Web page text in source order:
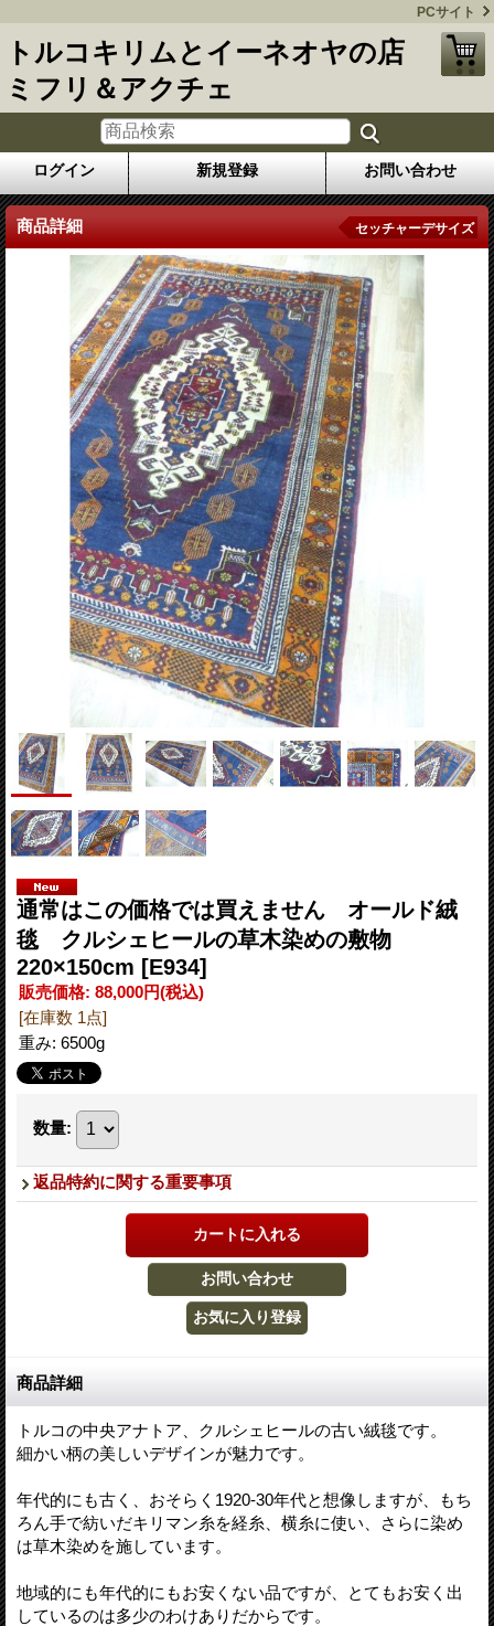
PCサイト
トルコキリムとイーネオヤの店
ミフリ＆アクチェ
ログイン 新規登録 お問い合わせ
商品詳細 セッチャーデサイズ
通常はこの価格では買えません オールド絨
毯 クルシェヒールの草木染めの敷物
220×150cm [E934]
販売価格: 88,000円(税込)
[在庫数 1点]
重み: 6500g
数量:
返品特約に関する重要事項
商品詳細
トルコの中央アナトア、クルシェヒールの古い絨毯です。
細かい柄の美しいデザインが魅力です。
年代的にも古く、おそらく1920-30年代と想像しますが、もち
ろん手で紡いだキリマン糸を経糸、横糸に使い、さらに染め
は草木染めを施しています。
地域的にも年代的にもお安くない品ですが、とてもお安く出
しているのは多少のわけありだからです。